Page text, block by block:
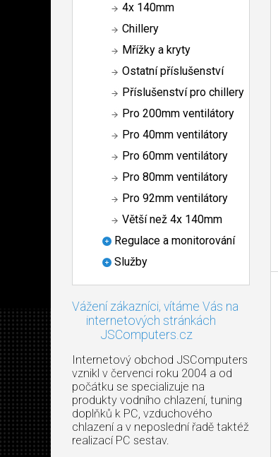
4x 140mm
Chillery
Mřížky a kryty
Ostatní příslušenství
Příslušenství pro chillery
Pro 200mm ventilátory
Pro 40mm ventilátory
Pro 60mm ventilátory
Pro 80mm ventilátory
Pro 92mm ventilátory
Větší než 4x 140mm
Regulace a monitorování
Služby
Vážení zákazníci, vítáme Vás na
internetových stránkách
JSComputers.cz
Internetový obchod JSComputers
vznikl v červenci roku 2004 a od
počátku se specializuje na
produkty vodního chlazení, tuning
doplňků k PC, vzduchového
chlazení a v neposlední řadě taktéž
realizací PC sestav.